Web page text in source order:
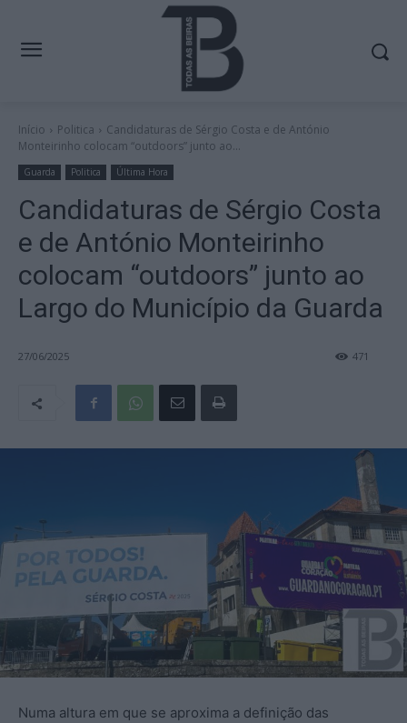
Início Politica
Candidaturas de Sérgio Costa e de António
Monteirinho colocam “outdoors” junto ao...
Guarda Politica Última Hora
Candidaturas de Sérgio Costa
e de António Monteirinho
colocam “outdoors” junto ao
Largo do Município da Guarda
27/06/2025 471
Numa altura em que se aproxima a definição das